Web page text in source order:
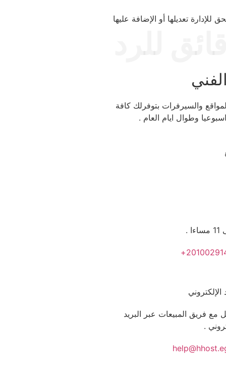
للإدارة تعديلها أو الإضافة عليها
والسيرفرات بتوفرلك كافة
الإلكتروني
مع فريق المبيعات عبر البريد
.